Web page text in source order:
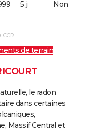
5 j Non
CCR
de terrain
le radon
dans certaines
Massif Central et